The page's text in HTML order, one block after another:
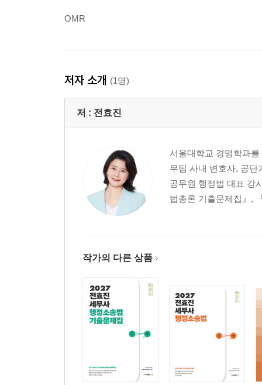
OMR
저자 소개 (1명)
저 : 전효진
서울대학교 경영학과
무팀 사내 변호사, 공단
공무원 행정법 대표 강
법총론 기출문제집』,
작가의 다른 상품